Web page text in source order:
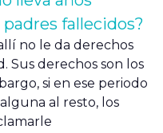
fallecidos?
no le da derechos
Sus derechos son los
si en ese periodo
al resto, los